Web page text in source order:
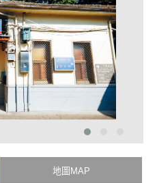
地圖MAP